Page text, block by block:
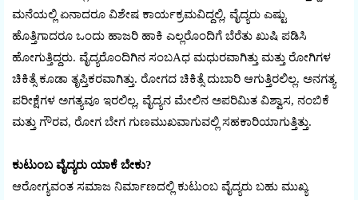
ಮನೆಯಲ್ಲಿ ಏನಾದರೂ ವಿಶೇಷ ಕಾರ್ಯಕ್ರಮವಿದ್ದಲ್ಲಿ, ವೈದ್ಯರು ಎಷ್ಟು
ಹೊತ್ತಿಗಾದರೂ ಒಂದು ಹಾಜರಿ ಹಾಕಿ ಎಲ್ಲರೊಂದಿಗೆ ಬೆರೆತು ಖುಷಿ ಪಡಿಸಿ
ಹೋಗುತ್ತಿದ್ದರು. ವೈದ್ಯರೊಂದಿಗಿನ ಸಂಬAಧ ಮಧುರವಾಗಿತ್ತು ಮತ್ತು ರೋಗಿಗಳ
ಚಿಕಿತ್ಸೆ ಕೂಡಾ ತೃಪ್ತಿಕರವಾಗಿತ್ತು. ರೋಗದ ಚಿಕಿತ್ಸೆ ದುಬಾರಿ ಆಗುತ್ತಿರಲಿಲ್ಲ. ಅನಗತ್ಯ
ಪರೀಕ್ಷೆಗಳ ಅಗತ್ಯವೂ ಇರಲಿಲ್ಲ, ವೈದ್ಯನ ಮೇಲಿನ ಅಪರಿಮಿತ ವಿಶ್ವಾಸ, ನಂಬಿಕೆ
ಮತ್ತು ಗೌರವ, ರೋಗ ಬೇಗ ಗುಣಮುಖವಾಗುವಲ್ಲಿ ಸಹಕಾರಿಯಾಗುತ್ತಿತ್ತು.
ಕುಟುಂಬ ವೈದ್ಯರು ಯಾಕೆ ಬೇಕು?
ಆರೋಗ್ಯವಂತ ಸಮಾಜ ನಿರ್ಮಾಣದಲ್ಲಿ ಕುಟುಂಬ ವೈದ್ಯರು ಬಹು ಮುಖ್ಯ